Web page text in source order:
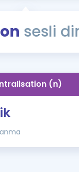
sesli
(n)